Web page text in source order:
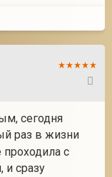
сегодня
раз в жизни
проходила с
сразу